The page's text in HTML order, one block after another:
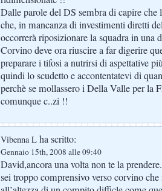
Dalle parole del DS sembra di capire che
che, in mancanza di investimenti diretti
occorrerà riposizionare la squadra in una
Corvino deve ora riuscire a far digerire
preparare i tifosi a nutrirsi di aspettative
quindi lo scudetto e accontentatevi di
perchè se mollassero i Della Valle per la
comunque c..zi !!
Vibenna L ha scritto:
Gennaio 15th, 2008 alle 09:40
David,ancora una volta non te la
sei troppo comprensivo verso corvino che